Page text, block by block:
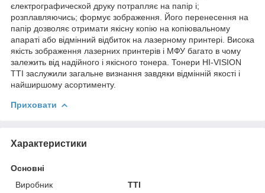
єлектрографической друку потрапляє на папір і;
розплавляючись; формує зображення. Його перенесення на
папір дозволяє отримати якісну копію на копіювальному
апараті або відмінний відбиток на лазерному принтері. Висока
якість зображення лазерних принтерів і МФУ багато в чому
залежить від надійного і якісного тонера. Тонери HI-VISION
TTI заслужили загальне визнання завдяки відмінній якості і
найширшому асортименту.
Приховати
Характеристики
Основні
Виробник
TTI